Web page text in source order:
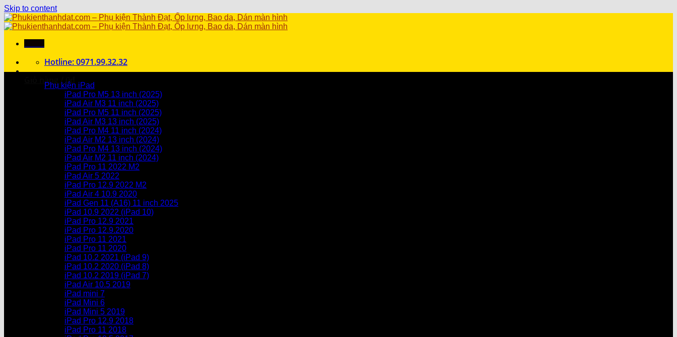
Skip to content
Hotline: 0971.99.32.32
Giỏ hàng / 0₫
Chưa có sản phẩm trong giỏ hàng.
Chưa có sản phẩm trong giỏ hàng.
Phụ kiện iPad
iPad Pro M5 13 inch (2025)
iPad Air M3 11 inch (2025)
iPad Pro M5 11 inch (2025)
iPad Air M3 13 inch (2025)
iPad Pro M4 11 inch (2024)
iPad Air M2 13 inch (2024)
iPad Pro M4 13 inch (2024)
iPad Air M2 11 inch (2024)
iPad Pro 11 2022 M2
iPad Air 5 2022
iPad Pro 12.9 2022 M2
iPad Air 4 10.9 2020
iPad Gen 11 (A16) 11 inch 2025
iPad 10.9 2022 (iPad 10)
iPad Pro 12.9 2021
iPad Pro 12.9.2020
iPad Pro 11 2021
iPad Pro 11 2020
iPad 10.2 2021 (iPad 9)
iPad 10.2 2020 (iPad 8)
iPad 10.2 2019 (iPad 7)
iPad Air 10.5 2019
iPad mini 7
iPad Mini 6
iPad Mini 5 2019
iPad Pro 12.9 2018
iPad Pro 11 2018